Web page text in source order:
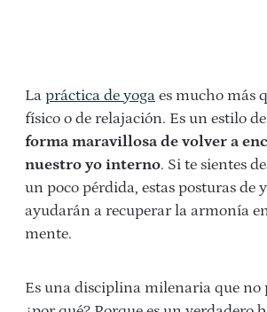
La práctica de yoga es mucho más
físico o de relajación. Es un estilo
forma maravillosa de volver a
nuestro yo interno. Si te sientes
un poco pérdida, estas posturas de
ayudarán a recuperar la armonía
mente.
Es una disciplina milenaria que no